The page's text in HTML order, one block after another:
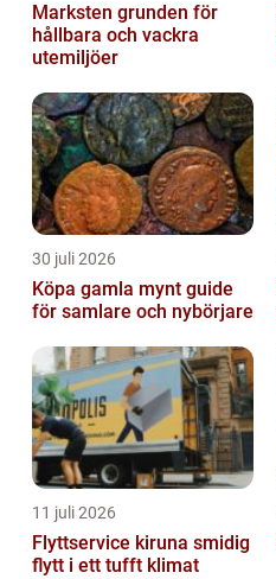
Marksten grunden för
hållbara och vackra
utemiljöer
30 juli 2026
Köpa gamla mynt guide
för samlare och nybörjare
11 juli 2026
Flyttservice kiruna smidig
flytt i ett tufft klimat